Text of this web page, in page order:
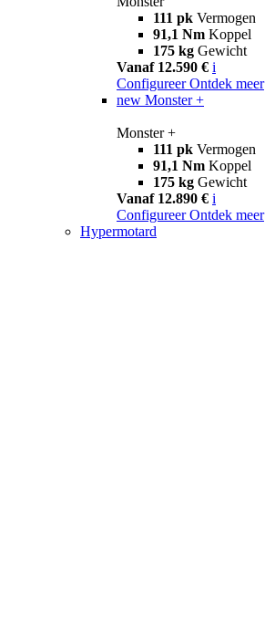
111 pk Vermogen
91,1 Nm Koppel
175 kg Gewicht
Vanaf 12.590 € i
Configureer Ontdek meer
new Monster +
Monster +
111 pk Vermogen
91,1 Nm Koppel
175 kg Gewicht
Vanaf 12.890 € i
Configureer Ontdek meer
Hypermotard